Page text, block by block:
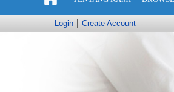
Login Create Account